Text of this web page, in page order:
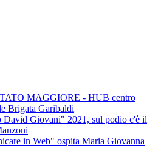
MAGGIORE - HUB centro
Brigata Garibaldi
David Giovani" 2021, sul podio c'è il
in Web" ospita Maria Giovanna